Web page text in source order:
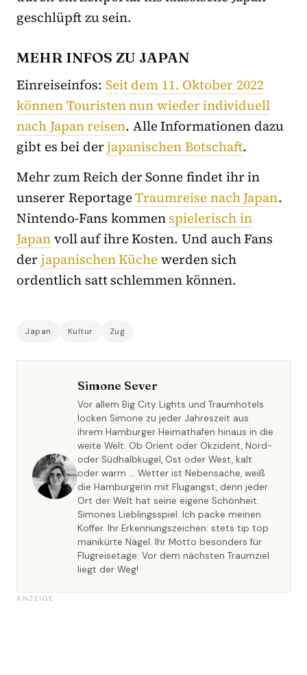
geschlüpft zu sein.
MEHR INFOS ZU JAPAN
Einreiseinfos: Seit dem 11. Oktober 2022
können Touristen nun wieder individuell
nach Japan reisen. Alle Informationen dazu
gibt es bei derjapanischen Botschaft.
Mehr zum Reich der Sonne findet ihr in
unserer ReportageTraumreise nach Japan.
Nintendo-Fans kommenspielerisch in
Japanvoll auf ihre Kosten. Und auch Fans
derjapanischen Küchewerden sich
ordentlich satt schlemmen können.
Japan Kultur Zug
Simone Sever
Vor allem Big City Lights und Traumhotels
locken Simone zu jeder Jahreszeit aus
ihrem Hamburger Heimathafen hinaus in die
weite Welt. Ob Orient oder Okzident, Nord-
oder Südhalbkugel, Ost oder West, kalt
oder warm … Wetter ist Nebensache, weiß
die Hamburgerin mit Flugangst, denn jeder
Ort der Welt hat seine eigene Schönheit.
Simones Lieblingsspiel: Ich packe meinen
Koffer. Ihr Erkennungszeichen: stets tip top
manikürte Nägel. Ihr Motto besonders für
Flugreisetage: Vor dem nächsten Traumziel
liegt der Weg!
ANZEIGE